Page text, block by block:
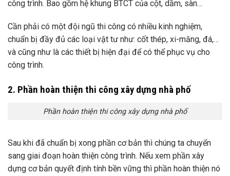
công trình. Bao gồm hệ khung BTCT của cột, dầm, sàn…
Cần phải có một đội ngũ thi công có nhiều kinh nghiệm,
chuẩn bị đầy đủ các loại vật tư như: cốt thép, xi-măng, đá,…
và cũng như là các thiết bị hiện đại để có thể phục vụ cho
công trình.
2. Phần hoàn thiện thi công xây dựng nhà phố
Phần hoàn thiện thi công xây dựng nhà phố
Sau khi đã chuẩn bị xong phần cơ bản thì chúng ta chuyển
sang giai đoạn hoàn thiện công trình. Nếu xem phần xây
dựng cơ bản quyết định tính bền vững thì phần hoàn thiện nó